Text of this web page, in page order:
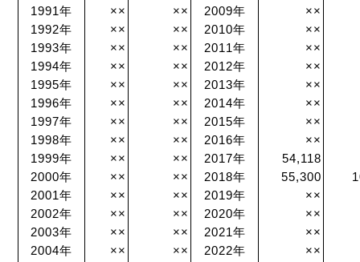
1991年
×× ×× 2009年
××
1992年
×× ×× 2010年
××
1993年
×× ×× 2011年
××
1994年
×× ×× 2012年
××
1995年
×× ×× 2013年
××
1996年
×× ×× 2014年
××
1997年
×× ×× 2015年
××
1998年
×× ×× 2016年
××
1999年
×× ×× 2017年
54,118
2000年
×× ×× 2018年 55,300
2001年
×× ×× 2019年
××
2002年
×× ×× 2020年
××
2003年
×× ×× 2021年
××
2004年
×× ×× 2022年
××